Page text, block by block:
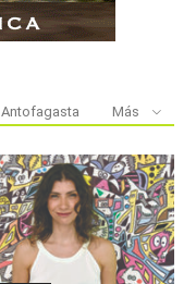
Antofagasta Más